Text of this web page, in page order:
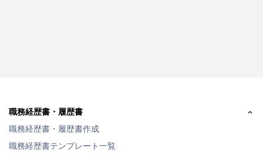
職務経歴書・履歴書
職務経歴書・履歴書作成
職務経歴書テンプレート一覧